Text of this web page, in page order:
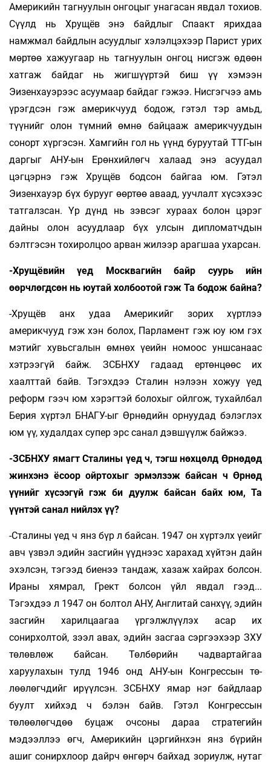
Америкийн тагнуулын он­гоцыг унагасан явдал тохиов.
Сүүлд нь Хрущёв энэ байдлыг Спаакт ярихдаа
намжмал байд­лын асуудлыг хэлэлцэхээр Парист урих
мөртөө хажуугаар нь тагнуулын онгоц нисгэж өдөөн
хатгаж байдаг нь жигшүүртэй биш үү хэмээн
Эизенхауэрээс асуумаар байдаг гэжээ. Нисгэгчээ амь
үрэгдсэн гэж америкчууд бодож, гэтэл тэр амьд,
түүнийг олон түмний өмнө байцааж америкчуудын
сонорт хүргэсэн. Хамгийн гол нь үүнд буруутай ТТГ-ын
даргыг АНУ-ын Ерөнхийлөгч халаад энэ асуудал
цэгцэрнэ гэж Хрущёв бодсон байгаа юм. Гэтэл
Эизенхауэр бүх бурууг өөртөө аваад, уучлалт хүсэхээс
татгалзсан. Үр дүнд нь зэвсэг хураах болон цэрэг
дайны олон асуудлаар бүх улсын дипломатчдын
бэлтгэсэн тохиролцоо арван жилээр арагшаа ухарсан.
-Хрущёвийн үед Москвагийн байр суурь ийн
өөрчлөгдсөн нь юутай холбоотой гэж Та бодож байна?
-Хрущёв анх удаа Америкийг зорих хүртлээ
америкчууд гэж хэн болох, Парламент гэж юу юм гэх
мэтийг хувьсгалын өмнөх үеийн номоос уншсанаас
хэтрээгүй байж. ЗСБНХУ гадаад ертөнцөөс их
хаалттай байв. Тэгэхдээ Сталин нэлээн хожуу үед
реформ гээч юм хэрэгтэй болохыг ойлгож, тухайлбал
Берия хүртэл БНАГУ-ыг Өрнөдийн орнуудад бэлэглэх
юм үү, худалдах супер эрс санал дэвшүүлж байжээ.
-ЗСБНХУ ямагт Сталины үед ч, тэгш нөхцөлд Өрнөдөд
жинхэнэ ёсоор ойртохыг эрмэлзэж байсан ч Өрнөд
үүнийг хүсээгүй гэж би дуулж байсан байх юм, Та
үүнтэй санал нийлэх үү?
-Сталины үед ч янз бүр л байсан. 1947 он хүртэлх үеийг
авч үзвэл эдийн засгийн үүднээс харахад хүйтэн дайн
эхэлсэн, тэгээд биенээ тандаж, хазаж хайрах болсон.
Ираны хямрал, Грект болсон үйл явдал гээд...
Тэгэхдээ л 1947 он болтол АНУ, Англитай санхүү, эдийн
засгийн харилцаагаа үргэлжлүүлэх асар их
сонирхолтой, зээл авах, эдийн засгаа сэргээхээр ЗХУ
төлөвлөж байсан. Төлбөрийн чадвартайгаа
харуулахын тулд 1946 онд АНУ-ын Конгрессын тө­
лөөлөгчдийг ирүүлсэн. ЗСБНХУ ямар нэг байд­лаар
буулт хийхэд ч бэлэн байв. Гэтэл Конг­рессын
төлөөлөгчдөө буцаж очсоны да­раа стра­тегийн
мэдээллээ өгч, Америкийн цэр­гийнхэн янз бүрийн
ашиг сонирхлоор дайрч өнгөрч байхад зориулж, нутаг